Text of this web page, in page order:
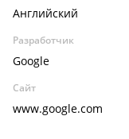
Английский
Разработчик
Google
Сайт
www.google.com